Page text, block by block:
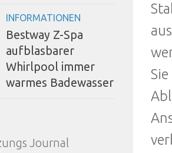
INFORMATIONEN
Bestway Z-Spa
aufblasbarer
Whirlpool immer
warmes Badewasser
Journal